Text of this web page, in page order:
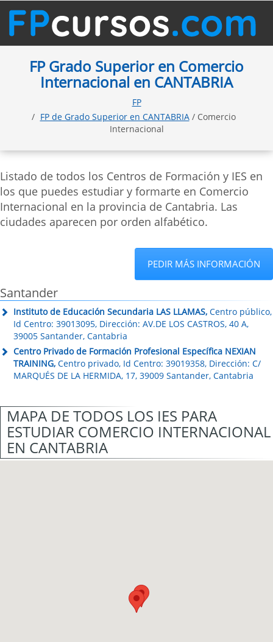
FP Grado Superior en Comercio
Internacional en CANTABRIA
FP
FP de Grado Superior en CANTABRIA/ Comercio
Internacional
Listado de todos los Centros de Formación y IES en
los que puedes estudiar y formarte en Comercio
Internacional en la provincia de Cantabria. Las
ciudades aparecen por orden alfabético.
PEDIR MÁS INFORMACIÓN
Santander
Instituto de Educación Secundaria LAS LLAMAS, Centro público,
Id Centro: 39013095, Dirección: AV.DE LOS CASTROS, 40 A,
39005 Santander, Cantabria
Centro Privado de Formación Profesional Específica NEXIAN
TRAINING, Centro privado, Id Centro: 39019358, Dirección: C/
MARQUÉS DE LA HERMIDA, 17, 39009 Santander, Cantabria
MAPA DE TODOS LOS IES PARA
ESTUDIAR COMERCIO INTERNACIONAL
EN CANTABRIA